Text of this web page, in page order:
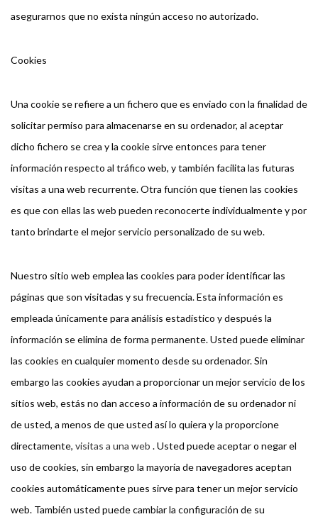
asegurarnos que no exista ningún acceso no autorizado.
Cookies
Una cookie se refiere a un fichero que es enviado con la finalidad de
solicitar permiso para almacenarse en su ordenador, al aceptar
dicho fichero se crea y la cookie sirve entonces para tener
información respecto al tráfico web, y también facilita las futuras
visitas a una web recurrente. Otra función que tienen las cookies
es que con ellas las web pueden reconocerte individualmente y por
tanto brindarte el mejor servicio personalizado de su web.
Nuestro sitio web emplea las cookies para poder identificar las
páginas que son visitadas y su frecuencia. Esta información es
empleada únicamente para análisis estadístico y después la
información se elimina de forma permanente. Usted puede eliminar
las cookies en cualquier momento desde su ordenador. Sin
embargo las cookies ayudan a proporcionar un mejor servicio de los
sitios web, estás no dan acceso a información de su ordenador ni
de usted, a menos de que usted así lo quiera y la proporcione
directamente, visitas a una web . Usted puede aceptar o negar el
uso de cookies, sin embargo la mayoría de navegadores aceptan
cookies automáticamente pues sirve para tener un mejor servicio
web. También usted puede cambiar la configuración de su